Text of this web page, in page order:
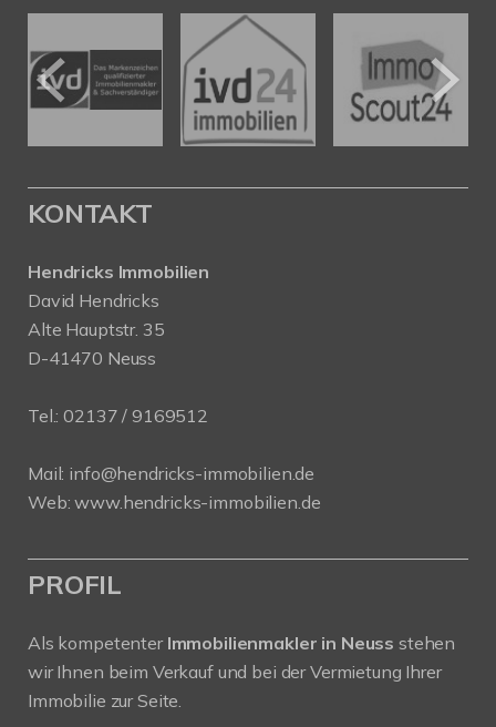
KONTAKT
Hendricks Immobilien
David Hendricks
Alte Hauptstr. 35
D-41470 Neuss
Tel.: 02137 / 9169512
Mail: info@hendricks-immobilien.de
Web:www.hendricks-immobilien.de
PROFIL
Als kompetenter Immobilienmakler in Neuss stehen
wir Ihnen beim Verkauf und bei der Vermietung Ihrer
Immobilie zur Seite.